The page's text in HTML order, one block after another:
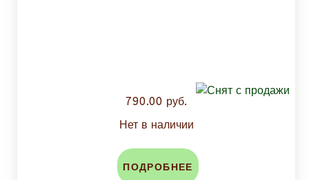
790.00 руб.
Нет в наличии
ПОДРОБНЕЕ